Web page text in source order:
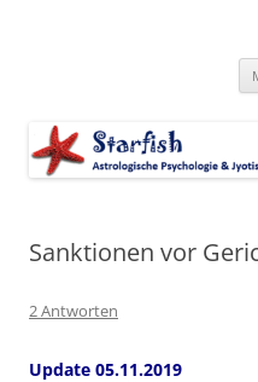
Sanktionen vor
2 Antworten
Update 05.11.2019